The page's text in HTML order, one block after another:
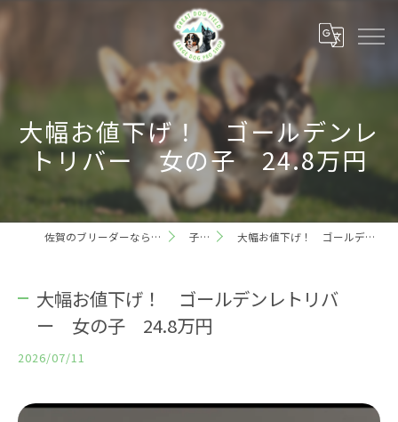
大幅お値下げ！ ゴールデンレ
トリバー 女の子 24.8万円
佐賀のブリーダーならグレートドッグフィールド 子犬情報 大幅お値下げ！ ゴールデンレトリバー 女の子 24.8万円
大幅お値下げ！ ゴールデンレトリバ
ー 女の子 24.8万円
2026/07/11